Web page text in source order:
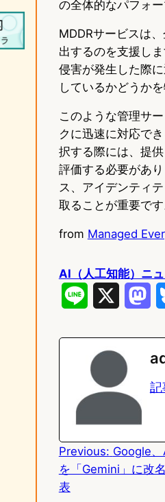
の全体的なパフォ
MDDRサービスは
出するのを支援し
侵害が発生した際
しているかどうか
このような管理サ
クに迅速に対応で
択する際には、提
評価する必要があ
ス、アイデンティ
取ることが重要で
from Managed
AI（人工知能）ニ
e
o
n
記
Previous: Google
を「Gemini」に改
表